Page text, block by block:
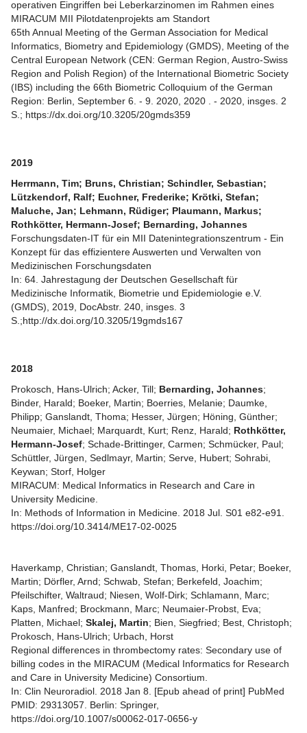
operativen Eingriffen bei Leberkarzinomen im Rahmen eines
MIRACUM MII Pilotdatenprojekts am Standort
65th Annual Meeting of the German Association for Medical
Informatics, Biometry and Epidemiology (GMDS), Meeting of the
Central European Network (CEN: German Region, Austro-Swiss
Region and Polish Region) of the International Biometric Society
(IBS) including the 66th Biometric Colloquium of the German
Region: Berlin, September 6. - 9. 2020, 2020 . - 2020, insges. 2
S.; https://dx.doi.org/10.3205/20gmds359
2019
Herrmann, Tim; Bruns, Christian; Schindler, Sebastian;
Lützkendorf, Ralf; Euchner, Frederike; Krötki, Stefan;
Maluche, Jan; Lehmann, Rüdiger; Plaumann, Markus;
Rothkötter, Hermann-Josef; Bernarding, Johannes
Forschungsdaten-IT für ein MII Datenintegrationszentrum - Ein
Konzept für das effizientere Auswerten und Verwalten von
Medizinischen Forschungsdaten
In: 64. Jahrestagung der Deutschen Gesellschaft für
Medizinische Informatik, Biometrie und Epidemiologie e.V.
(GMDS), 2019, DocAbstr. 240, insges. 3
S.;http://dx.doi.org/10.3205/19gmds167
2018
Prokosch, Hans-Ulrich; Acker, Till; Bernarding, Johannes;
Binder, Harald; Boeker, Martin; Boerries, Melanie; Daumke,
Philipp; Ganslandt, Thoma; Hesser, Jürgen; Höning, Günther;
Neumaier, Michael; Marquardt, Kurt; Renz, Harald; Rothkötter,
Hermann-Josef; Schade-Brittinger, Carmen; Schmücker, Paul;
Schüttler, Jürgen, Sedlmayr, Martin; Serve, Hubert; Sohrabi,
Keywan; Storf, Holger
MIRACUM: Medical Informatics in Research and Care in
University Medicine.
In: Methods of Information in Medicine. 2018 Jul. S01 e82-e91.
https://doi.org/10.3414/ME17-02-0025
Haverkamp, Christian; Ganslandt, Thomas, Horki, Petar; Boeker,
Martin; Dörfler, Arnd; Schwab, Stefan; Berkefeld, Joachim;
Pfeilschifter, Waltraud; Niesen, Wolf-Dirk; Schlamann, Marc;
Kaps, Manfred; Brockmann, Marc; Neumaier-Probst, Eva;
Platten, Michael; Skalej, Martin; Bien, Siegfried; Best, Christoph;
Prokosch, Hans-Ulrich; Urbach, Horst
Regional differences in thrombectomy rates: Secondary use of
billing codes in the MIRACUM (Medical Informatics for Research
and Care in University Medicine) Consortium.
In: Clin Neuroradiol. 2018 Jan 8. [Epub ahead of print] PubMed
PMID: 29313057. Berlin: Springer,
https://doi.org/10.1007/s00062-017-0656-y